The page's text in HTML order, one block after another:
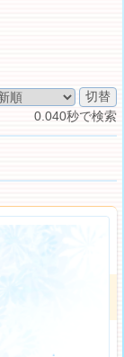
0.040秒で検索